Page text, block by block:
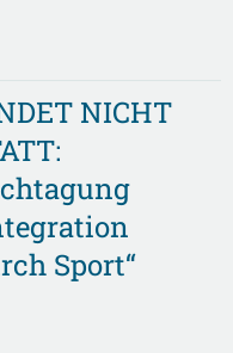
NICHT
Sport“